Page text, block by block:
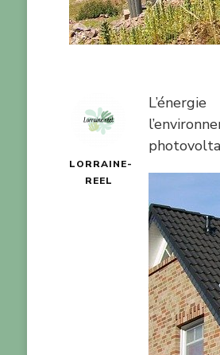
LORRAINE-
REEL